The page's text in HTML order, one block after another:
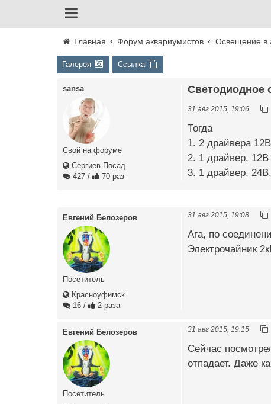
Главная Форум аквариумистов Освещение в
Галерея Ссылка
sansa
Свой на форуме
Сергиев Посад
427 / 70 раз
31 авг 2015, 19:06
Тогда
1. 2 драйвера
2. 1 драйвер,
3. 1 драйвер,
Евгений Белозеров
Посетитель
Красноуфимск
16 / 2 раза
31 авг 2015, 19:08
Ага, по
Электрочайник
Евгений Белозеров
Посетитель
31 авг 2015, 19:15
Сейчас
отпадает. Даже